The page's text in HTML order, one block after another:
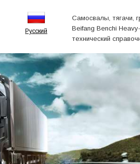
Русский
Самосвалы, тягачи,
Beifang Benchi
технический